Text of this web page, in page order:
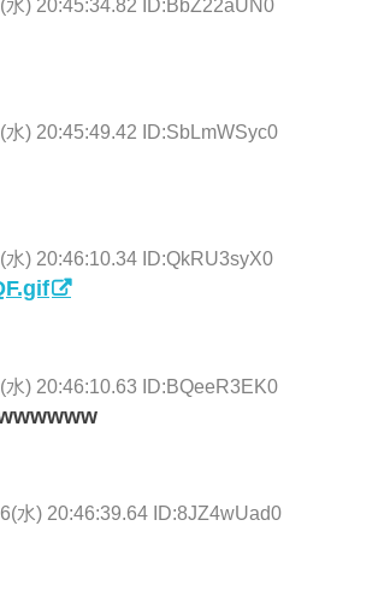
水) 20:45:49.42 ID:SbLmWSyc0
水) 20:46:10.34 ID:QkRU3syX0
水) 20:46:10.63 ID:BQeeR3EK0
水) 20:46:39.64 ID:8JZ4wUad0